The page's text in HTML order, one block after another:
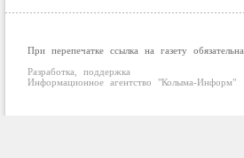
При перепечатке ссылка на газету обязательна.
Разработка, поддержка
Информационное агентство "Колыма-Информ"